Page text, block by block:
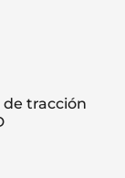
de tracción